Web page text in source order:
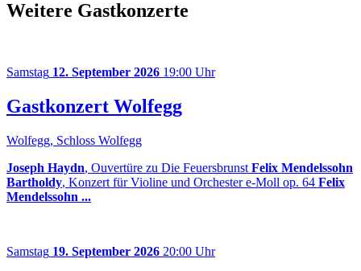
Weitere Gastkonzerte
Samstag 12. September 2026 19:00 Uhr
Gastkonzert Wolfegg
Wolfegg, Schloss Wolfegg
Joseph Haydn, Ouvertüre zu Die Feuersbrunst Felix Mendelssohn
Bartholdy, Konzert für Violine und Orchester e-Moll op. 64 Felix
Mendelssohn ...
Samstag 19. September 2026 20:00 Uhr